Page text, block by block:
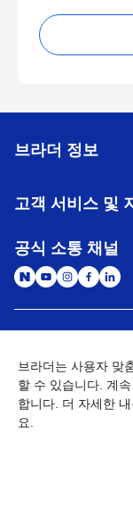
브라더 정보
고객 서비스 및
공식 소통 채널
개인정보처리방침
개인정보취급방침
브라더는 사용자 맞
할 수 있습니다. 계
합니다. 더 자세한
요.